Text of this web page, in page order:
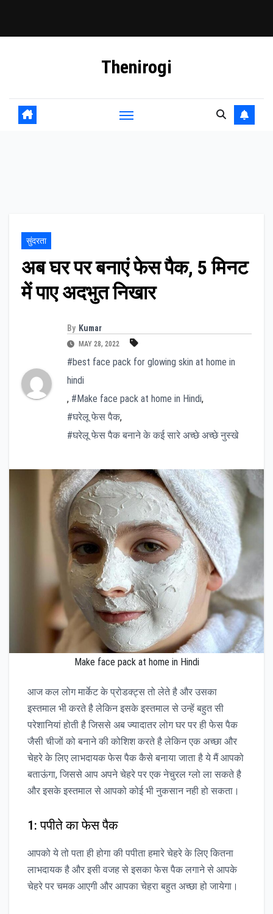
Thenirogi
सुंदरता
अब घर पर बनाएं फेस पैक, 5 मिनट
में पाए अदभुत निखार
By Kumar
MAY 28, 2022
#best face pack for glowing skin at home in
hindi
, #Make face pack at home in Hindi,
#घरेलू फेस पैक,
#घरेलू फेस पैक बनाने के कई सारे अच्छे अच्छे नुस्खे
Make face pack at home in Hindi
आज कल लोग मार्केट के प्रोडक्ट्स तो लेते है और उसका
इस्तमाल भी करते है लेकिन इसके इस्तमाल से उन्हें बहुत सी
परेशानियां होती है जिससे अब ज्यादातर लोग घर पर ही फेस पैक
जैसी चीजों को बनाने की कोशिश करते है लेकिन एक अच्छा और
चेहरे के लिए लाभदायक फेस पैक कैसे बनाया जाता है ये मैं आपको
बताऊंगा, जिससे आप अपने चेहरे पर एक नेचुरल ग्लो ला सकते है
और इसके इस्तमाल से आपको कोई भी नुकसान नही हो सकता।
1: पपीते का फेस पैक
आपको ये तो पता ही होगा की पपीता हमारे चेहरे के लिए कितना
लाभदायक है और इसी वजह से इसका फेस पैक लगाने से आपके
चेहरे पर चमक आएगी और आपका चेहरा बहुत अच्छा हो जायेगा।